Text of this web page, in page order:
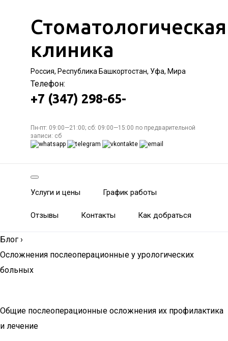
Стоматологическая
клиника
Россия, Республика Башкортостан, Уфа, Мира
Телефон:
+7 (347) 298-65-
Пн-пт: 09:00—21:00; сб: 09:00—15:00 по предварительной
записи: сб
Услуги и цены График работы
Отзывы Контакты Как добраться
Блог ›
Осложнения послеоперационные у урологических
больных
Общие послеоперационные осложнения их профилактика
и лечение